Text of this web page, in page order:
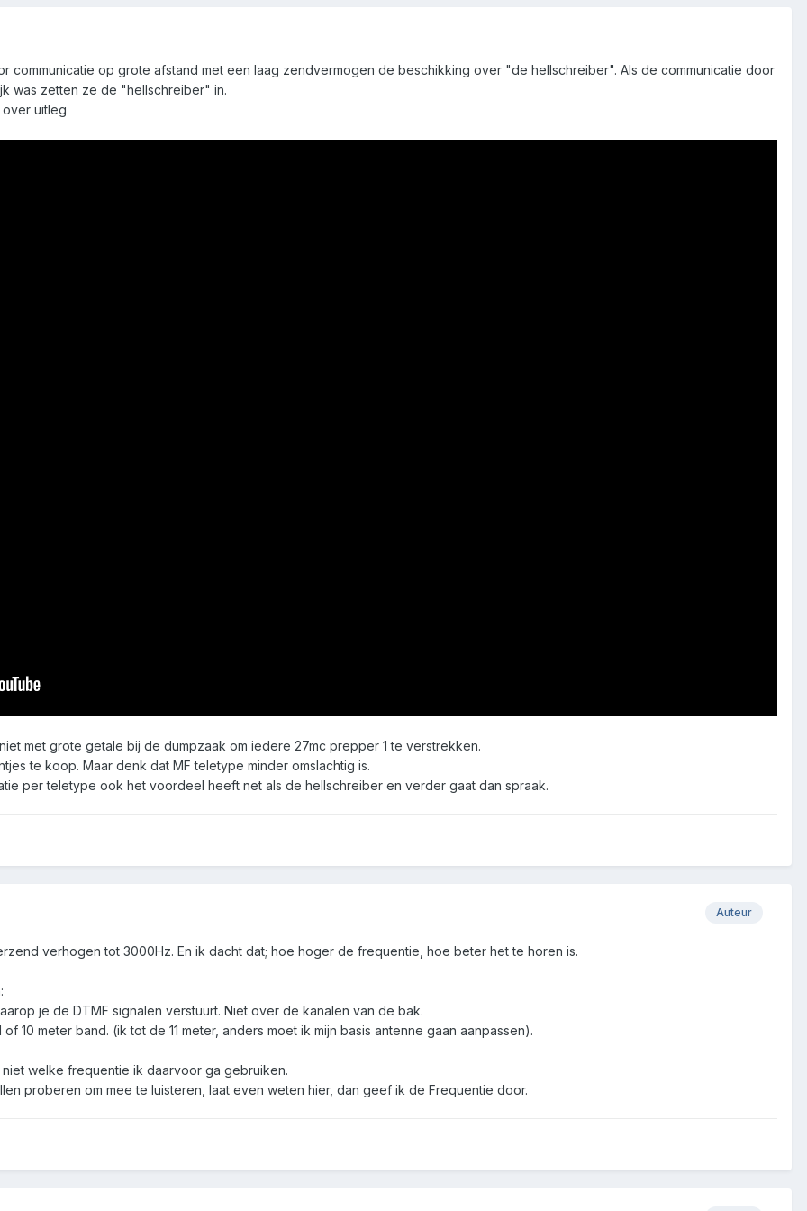
communicatie op grote afstand met een laag zendvermogen de beschikking over "de hellschreiber". Als de communicatie door
was zetten ze de "hellschreiber" in.
uitleg
met grote getale bij de dumpzaak om iedere 27mc prepper 1 te verstrekken.
te koop. Maar denk dat MF teletype minder omslachtig is.
per teletype ook het voordeel heeft net als de hellschreiber en verder gaat dan spraak.
Auteur
verhogen tot 3000Hz. En ik dacht dat; hoe hoger de frequentie, hoe beter het te horen is.
je de DTMF signalen verstuurt. Niet over de kanalen van de bak.
10 meter band. (ik tot de 11 meter, anders moet ik mijn basis antenne gaan aanpassen).
welke frequentie ik daarvoor ga gebruiken.
proberen om mee te luisteren, laat even weten hier, dan geef ik de Frequentie door.